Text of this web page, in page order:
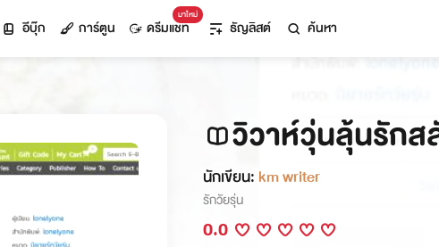
อีบุ๊ก การ์ตูน
มาใหม่
ดรีมแชท ธัญลิสต์ ค้นหา
วิวาห์วุ่นลุ้นรัก
นักเขียน: km writer
รักวัยรุ่น
0.0